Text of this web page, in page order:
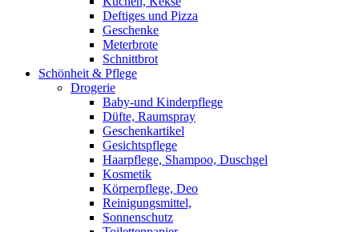
Deftiges und Pizza
Geschenke
Meterbrote
Schnittbrot
Schönheit & Pflege
Drogerie
Baby-und Kinderpflege
Düfte, Raumspray
Geschenkartikel
Gesichtspflege
Haarpflege, Shampoo, Duschgel
Kosmetik
Körperpflege, Deo
Reinigungsmittel,
Sonnenschutz